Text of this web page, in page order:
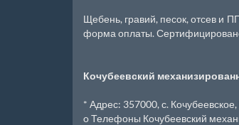
Щебень, гравий, песок, отсев и
форма оплаты.
Кочубеевский
* Адрес: 357000, с.
o Телефоны Кочубеевский